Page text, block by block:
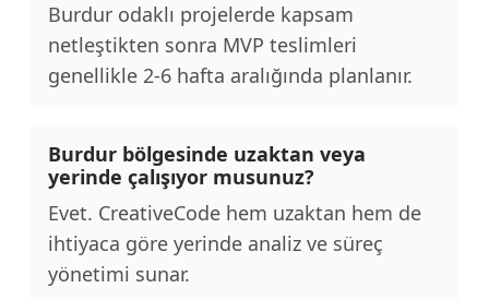
Burdur odaklı projelerde kapsam
netleştikten sonra MVP teslimleri
genellikle 2-6 hafta aralığında planlanır.
Burdur bölgesinde uzaktan veya
yerinde çalışıyor musunuz?
Evet. CreativeCode hem uzaktan hem de
ihtiyaca göre yerinde analiz ve süreç
yönetimi sunar.